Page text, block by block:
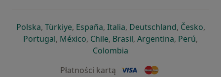
Polskaotwiera się w nowej karcie
, Türkiyeotwiera się w nowej karcie
, Españaotwiera się w nowej karcie
, Italiaotwiera się w nowej
, Deutschlandotwiera się
, Česko,
Portugalotwiera się w nowej karcie
, Méxicootwiera się w nowej karcie
, Chileotwiera się w nowej karcie
, Brasilotwiera się w nowej
, Argentinaotwiera się
, Perú,
Colombia
Płatności kartą